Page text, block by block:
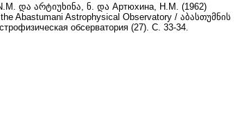
და არტიუხინა, ნ. და Артюхина, Н.М.
(1962)
Abastumani Astrophysical Observatory / აბასთუმნის
обсерватория (27). С. 33-34.